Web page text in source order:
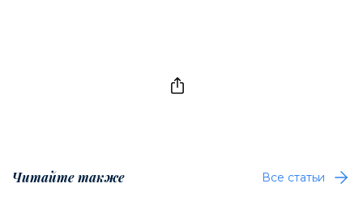
Читайте также Все статьи